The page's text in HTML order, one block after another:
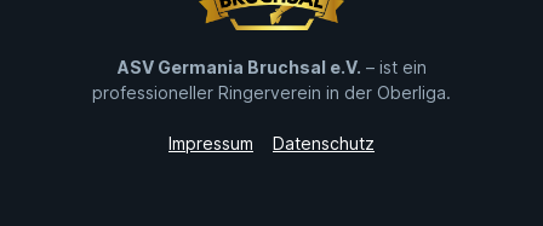
ASV Germania Bruchsal e.V. – ist ein
professioneller Ringerverein in der Oberliga.
Impressum Datenschutz